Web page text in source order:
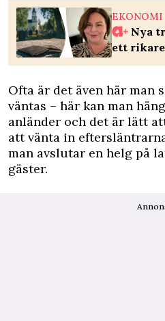
EKONOMI
Nya
ett
Ofta är det även här man
väntas – här kan man
anländer och det är lätt
att vänta in
man avslutar en helg på
gäster.